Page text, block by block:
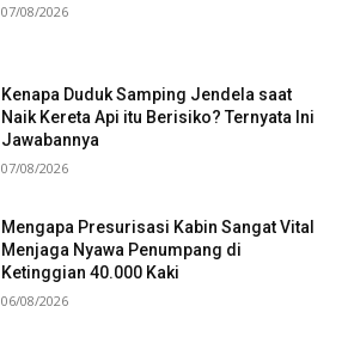
07/08/2026
Kenapa Duduk Samping Jendela saat
Naik Kereta Api itu Berisiko? Ternyata Ini
Jawabannya
07/08/2026
Mengapa Presurisasi Kabin Sangat Vital
Menjaga Nyawa Penumpang di
Ketinggian 40.000 Kaki
06/08/2026